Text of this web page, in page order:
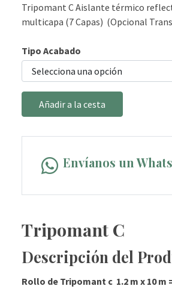
Tripomant C Aislante térmico
multicapa (7 Capas) (Opcional
Tipo Acabado
Añadir a la cesta
Envíanos un
Tripomant C
Descripción del
Rollo de Tripomant c 1.2 m x 10 m